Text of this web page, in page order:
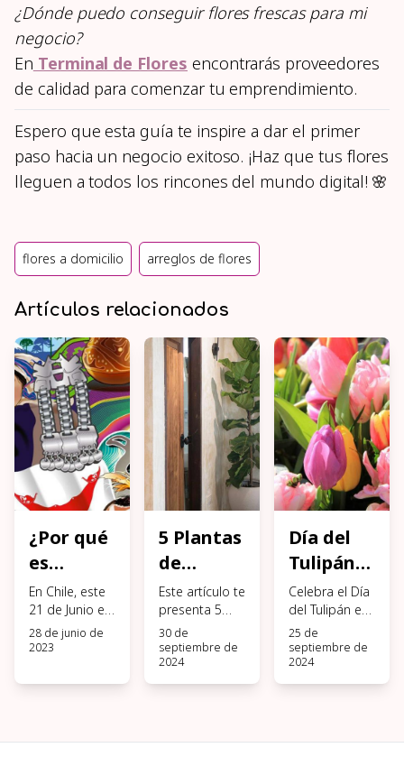
¿Dónde puedo conseguir flores frescas para mi
negocio?
En Terminal de Flores encontrarás proveedores
de calidad para comenzar tu emprendimiento.
Espero que esta guía te inspire a dar el primer
paso hacia un negocio exitoso. ¡Haz que tus flores
lleguen a todos los rincones del mundo digital! 🌸
flores a domicilio arreglos de flores
Artículos relacionados
¿Por qué
es
feriado
este 21
de Junio?
En Chile, este
21 de Junio es
un feriado
nacional pero
28 de junio de
2023
5 Plantas
de
Interior
Grandes
y Altas
Este artículo te
presenta 5
plantas de
interior
grandes y
altas que
30 de
septiembre de
2024
Día del
Tulipán
en Chile:
Dónde
obtenerlos
Celebra el Día
del Tulipán en
Chile
descubriendo
dónde
encontrar los
25 de
septiembre de
2024